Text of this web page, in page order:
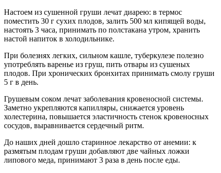
Настоем из сушенной груши лечат диарею: в термос
поместить 30 г сухих плодов, залить 500 мл кипящей воды,
настоять 3 часа, принимать по полстакана утром, хранить
настой напиток в холодильнике.
При болезнях легких, сильном кашле, туберкулезе полезно
употреблять варенье из груш, пить отвары из сушеных
плодов. При хронических бронхитах принимать смолу груши
5 г в день.
Грушевым соком лечат заболевания кровеносной системы.
Заметно укрепляются капилляры, снижается уровень
холестерина, повышается эластичность стенок кровеносных
сосудов, выравнивается сердечный ритм.
До наших дней дошло старинное лекарство от анемии: к
размятым плодам груши добавляют две чайных ложки
липового меда, принимают 3 раза в день после еды.